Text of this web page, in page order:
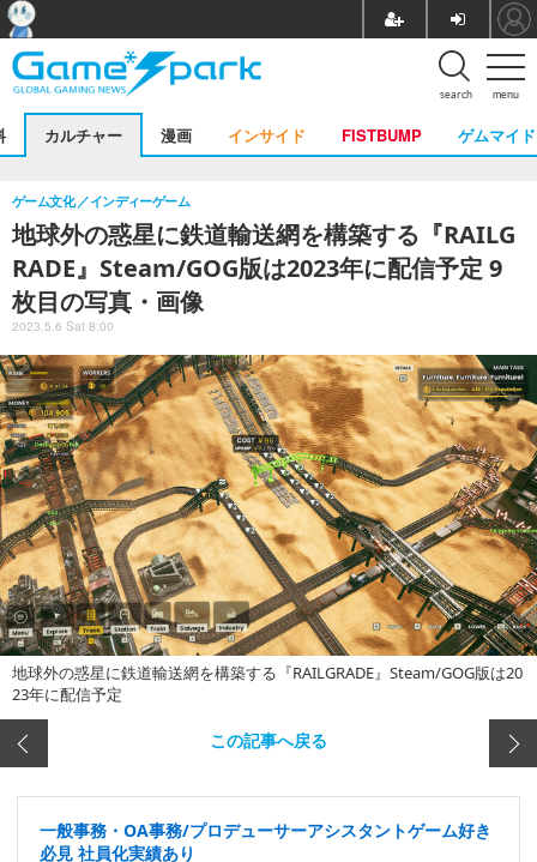
menu
search
カルチャー 漫画 インサイド FISTBUMP ゲムマイド
地球外の惑星に鉄道輸送網を構築する『RAILG
RADE』Steam/GOG版は2023年に配信予定 9
枚目の写真・画像
ゲーム文化 インディーゲーム
2023.5.6 Sat 8:00
地球外の惑星に鉄道輸送網を構築する『RAILGRADE』Steam/GOG版は20
23年に配信予定
この記事へ戻る
一般事務・OA事務/プロデューサーアシスタントゲーム好き
必見 社員化実績あり